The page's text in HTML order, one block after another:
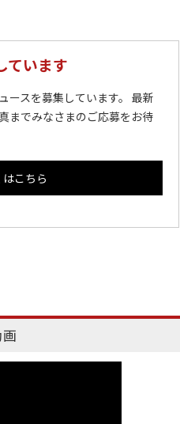
ています
ースを募集しています。 最新
までみなさまのご応募をお待
はこちら